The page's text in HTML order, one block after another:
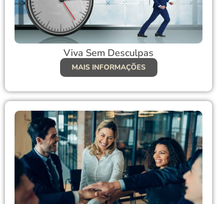
Viva Sem Desculpas
MAIS INFORMAÇÕES